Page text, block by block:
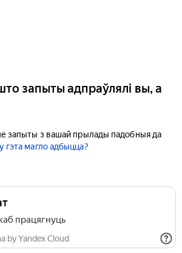
запыты адпраўлялі вы, а
запыты з вашай прылады падобныя да
гэта магло адбыцца?
працягнуць
by Yandex Cloud